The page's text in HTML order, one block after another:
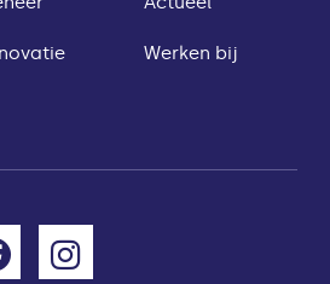
Werken bij